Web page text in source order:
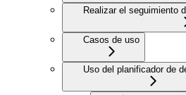
Realizar el seguimiento
Casos de uso
Uso del planificador de